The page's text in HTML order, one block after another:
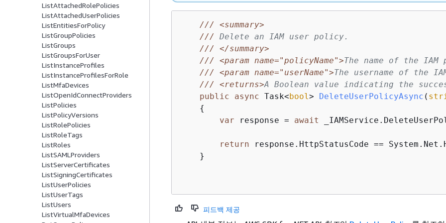
ListAttachedRolePolicies
ListAttachedUserPolicies
ListEntitiesForPolicy
ListGroupPolicies
ListGroups
ListGroupsForUser
ListInstanceProfiles
ListInstanceProfilesForRole
ListMfaDevices
ListOpenIdConnectProviders
ListPolicies
ListPolicyVersions
ListRolePolicies
ListRoleTags
ListRoles
ListSAMLProviders
ListServerCertificates
ListSigningCertificates
ListUserPolicies
ListUserTags
ListUsers
ListVirtualMfaDevices
///
<summary>
/// Delete an IAM user policy.
///
</summary>
///
<param name="policyName">The name of the
///
<param name="userName">The username of the
///
<returns>A Boolean value indicating the
public
async Task<bool> DeleteUserPolicyAsync (
{
var response = await
return response.HttpStatusCode ==
    }
피드백 제공